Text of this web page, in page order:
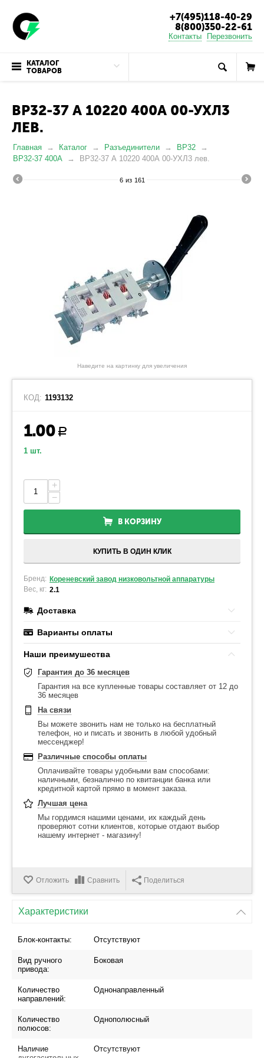
+7(495)118-40-29
8(800)350-22-61
Контакты Перезвонить
КАТАЛОГ
ТОВАРОВ
ВР32-37 А 10220 400А 00-УХЛ3
ЛЕВ.
Главная Каталог Разъединители
ВР32
ВР32-37 400А
ВР32-37 А 10220 400А 00-УХЛ3 лев.
6 из 161
Наведите на картинку для увеличения
КОД: 1193132
1.00 Р
1 шт.
+
−
В КОРЗИНУ
КУПИТЬ В ОДИН КЛИК
Бренд: Кореневский завод низковольтной аппаратуры
Вес, кг: 2.1
Доставка
Варианты оплаты
Наши преимушества
Гарантия до 36 месяцев
Гарантия на все купленные товары составляет от 12 до
36 месяцев
На связи
Вы можете звонить нам не только на бесплатный
телефон, но и писать и звонить в любой удобный
мессенджер!
Различные способы оплаты
Оплачивайте товары удобными вам способами:
наличными, безналично по квитанции банка или
кредитной картой прямо в момент заказа.
Лучшая цена
Мы гордимся нашими ценами, их каждый день
проверяют сотни клиентов, которые отдают выбор
нашему интернет - магазину!
Отложить Сравнить Поделиться
Характеристики
Блок-контакты: Отсутствуют
Вид ручного
привода:
Боковая
Количество
направлений:
Однонаправленный
Количество
полюсов:
Однополюсный
Наличие
Отсутствуют